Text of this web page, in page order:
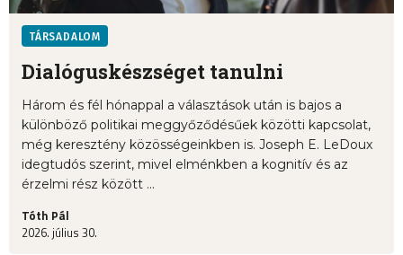
TÁRSADALOM
Dialóguskészséget tanulni
Három és fél hónappal a választások után is bajos a
különböző politikai meggyőződésűek közötti kapcsolat,
még keresztény közösségeinkben is. Joseph E. LeDoux
idegtudós szerint, mivel elménkben a kognitív és az
érzelmi rész között ...
Tóth Pál
2026. július 30.